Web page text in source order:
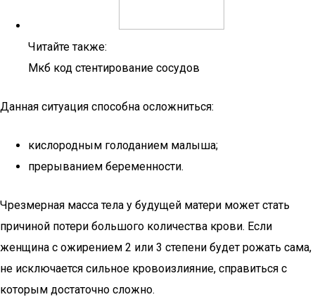
Читайте также:
Мкб код стентирование сосудов
Данная ситуация способна осложниться:
кислородным голоданием малыша;
прерыванием беременности.
Чрезмерная масса тела у будущей матери может стать
причиной потери большого количества крови. Если
женщина с ожирением 2 или 3 степени будет рожать сама,
не исключается сильное кровоизлияние, справиться с
которым достаточно сложно.